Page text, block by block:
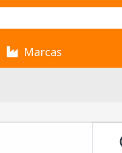
Marcas